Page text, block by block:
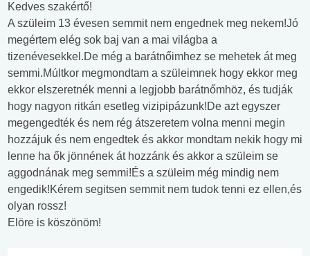
Kedves szakértő!
A szüleim 13 évesen semmit nem engednek meg nekem!Jó
megértem elég sok baj van a mai világba a
tizenévesekkel.De még a barátnőimhez se mehetek át meg
semmi.Múltkor megmondtam a szüleimnek hogy ekkor meg
ekkor elszeretnék menni a legjobb barátnőmhöz, és tudják
hogy nagyon ritkán esetleg vizipipázunk!De azt egyszer
megengedték és nem rég átszeretem volna menni megin
hozzájuk és nem engedtek és akkor mondtam nekik hogy mi
lenne ha ők jönnének át hozzánk és akkor a szüleim se
aggodnának meg semmi!És a szüleim még mindig nem
engedik!Kérem segitsen semmit nem tudok tenni ez ellen,és
olyan rossz!
Elöre is köszönöm!